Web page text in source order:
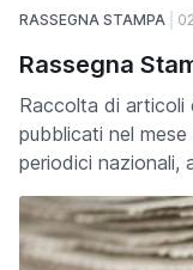
RASSEGNA STAMPA
Rassegna
Raccolta di articoli
pubblicati nel
periodici nazionali,